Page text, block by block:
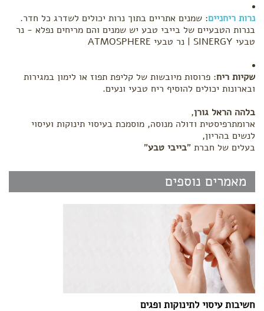
נרות ריחניים: שמנים אתריים בתוך נרות יכולים לשדרג כל חדר.
בנרות הטבעיים של בייבי טבע יש שמנים והם מריחים נפלא - נר
טבעי SINERGY | נר טבעי ATMOSPHERE
שקיות ריח: פרוסות מיובשות של קליפת תפוז או לימון במגירות
ובארונות יכולים להוסיף ריח טבעי ונעים.
בלהה הראל גורן,
ארומתרפיסטית ודולה מנוסה, מוסמכת בעיסוי תינוקות ועיסוי
לנשים בהריון,
בעלים של חברת "בייבי טבע"
מאמרים נוספים
חשיבות עיסוי לתינוקות ופגים